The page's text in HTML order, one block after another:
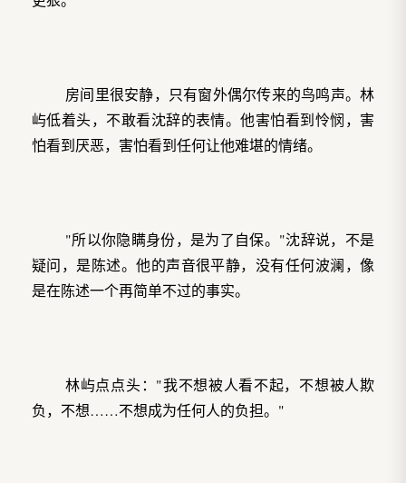
房间里很安静，只有窗外偶尔传来的鸟鸣声。林
屿低着头，不敢看沈辞的表情。他害怕看到怜悯，害
怕看到厌恶，害怕看到任何让他难堪的情绪。
"所以你隐瞒身份，是为了自保。"沈辞说，不是
疑问，是陈述。他的声音很平静，没有任何波澜，像
是在陈述一个再简单不过的事实。
林屿点点头："我不想被人看不起，不想被人欺
负，不想……不想成为任何人的负担。"